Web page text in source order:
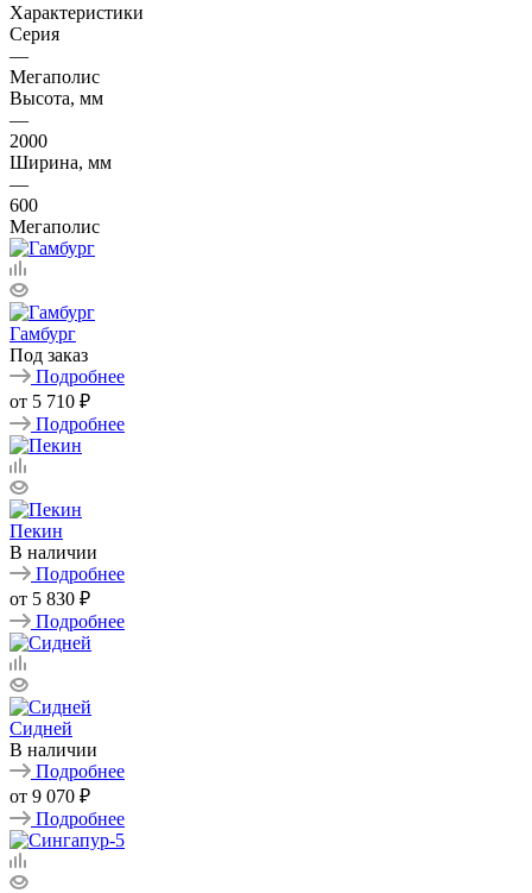
Характеристики
Серия
—
Мегаполис
Высота, мм
—
2000
Ширина, мм
—
600
Мегаполис
Гамбург
Под заказ
Подробнее
от 5 710 ₽
Подробнее
Пекин
В наличии
Подробнее
от 5 830 ₽
Подробнее
Сидней
В наличии
Подробнее
от 9 070 ₽
Подробнее